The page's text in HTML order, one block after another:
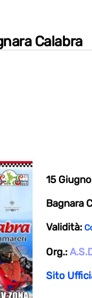
Calabra
15
Bagnara
Validità:
Org.:
Sito